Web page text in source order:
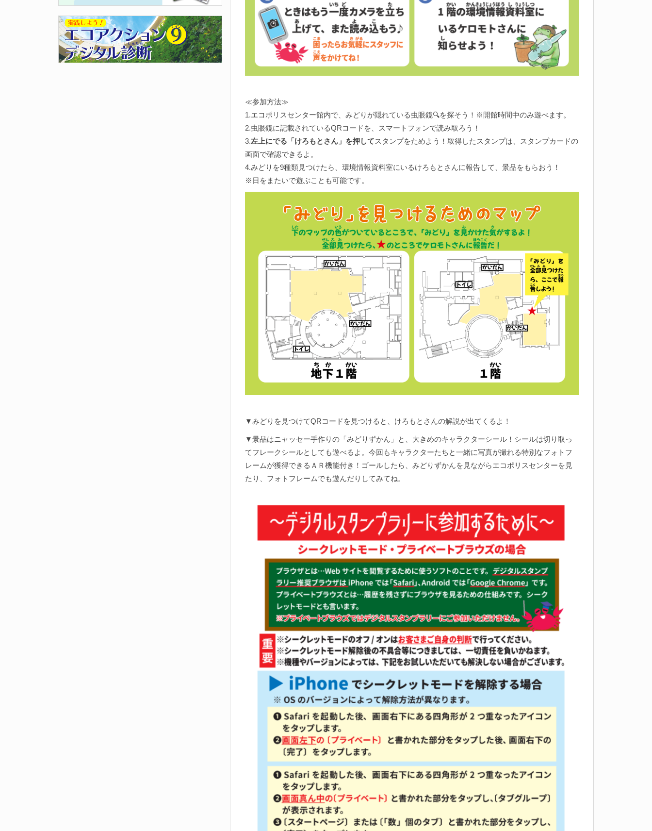
≪参加方法≫
1.エコポリスセンター館内で、みどりが隠れている虫眼鏡🔍を探そう！※開館時間中のみ遊べます。
2.虫眼鏡に記載されているQRコードを、スマートフォンで読み取ろう！
3.左上にでる「けろもとさん」を押してスタンプをためよう！取得したスタンプは、スタンプカードの
画面で確認できるよ。
4.みどりを9種類見つけたら、環境情報資料室にいるけろもとさんに報告して、景品をもらおう！
※日をまたいで遊ぶことも可能です。
▼みどりを見つけてQRコードを見つけると、けろもとさんの解説が出てくるよ！
▼景品はニャッセー手作りの「みどりずかん」と、大きめのキャラクターシール！シールは切り取っ
てフレークシールとしても遊べるよ。今回もキャラクターたちと一緒に写真が撮れる特別なフォトフ
レームが獲得できるＡＲ機能付き！ゴールしたら、みどりずかんを見ながらエコポリスセンターを見
たり、フォトフレームでも遊んだりしてみてね。